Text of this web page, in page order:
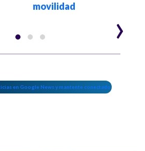
movilidad
›
en Google News y mantente conectado